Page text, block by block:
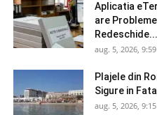
Aplicatia
are
Redeschide...
aug. 5, 2026,
Plajele din
Sigure in
aug. 5, 2026,